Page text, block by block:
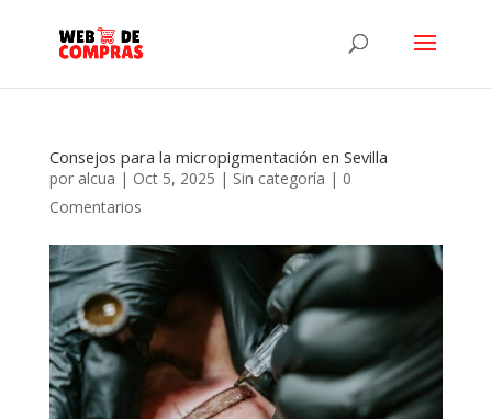
Consejos para la micropigmentación en Sevilla
por alcua | Oct 5, 2025 | Sin categoría | 0
Comentarios